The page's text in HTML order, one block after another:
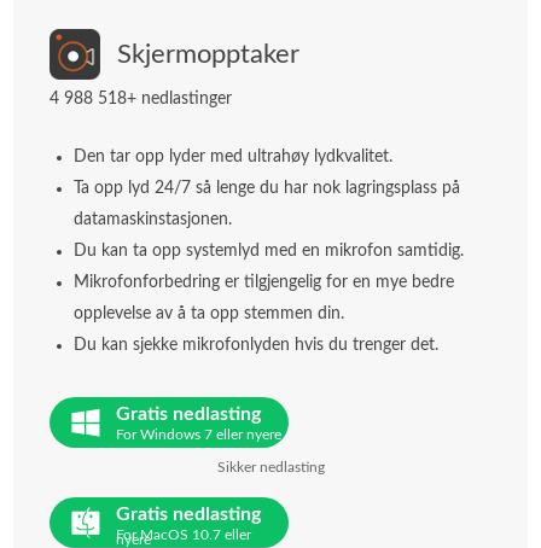
Skjermopptaker
4 988 518+ nedlastinger
Den tar opp lyder med ultrahøy lydkvalitet.
Ta opp lyd 24/7 så lenge du har nok lagringsplass på
datamaskinstasjonen.
Du kan ta opp systemlyd med en mikrofon samtidig.
Mikrofonforbedring er tilgjengelig for en mye bedre
opplevelse av å ta opp stemmen din.
Du kan sjekke mikrofonlyden hvis du trenger det.
Gratis nedlasting
For Windows 7 eller nyere
Sikker nedlasting
Gratis nedlasting
For MacOS 10.7 eller
nyere